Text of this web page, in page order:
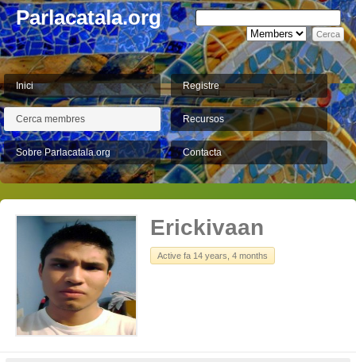
Parlacatala.org
Inici Registre
Cerca membres Recursos
Sobre Parlacatala.org Contacta
Erickivaan
Active fa 14 years, 4 months